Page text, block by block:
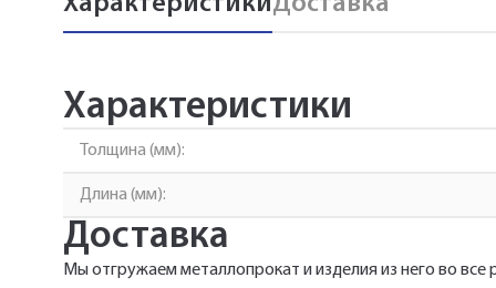
Характеристики
Толщина (мм):
Длина (мм):
Доставка
Мы отгружаем металлопрокат и изделия из него во